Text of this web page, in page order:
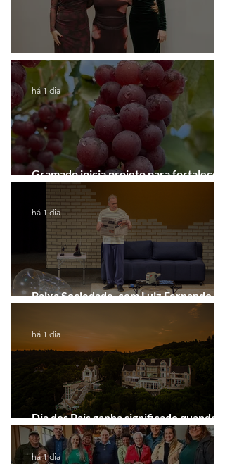
Coluna de Caxias
Gramado inicia projeto para fortalecer a
Rota do Vinho
há 1 dia
Baixa Sociedade, com Luiz Fernando
Guimarães, chega a Novo Hamburgo
há 1 dia
Dia dos Pais ganha significado quando o
presente é viver experiências juntos
há 1 dia
há 1 dia